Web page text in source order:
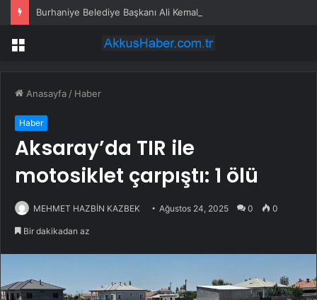
Menü
Anasayfa / Haber
Haber
Aksaray’da TIR ile
motosiklet çarpıştı: 1 ölü
MEHMET HAZBİN KAZBEK Ağustos 24, 2025 0 0
Bir dakikadan az